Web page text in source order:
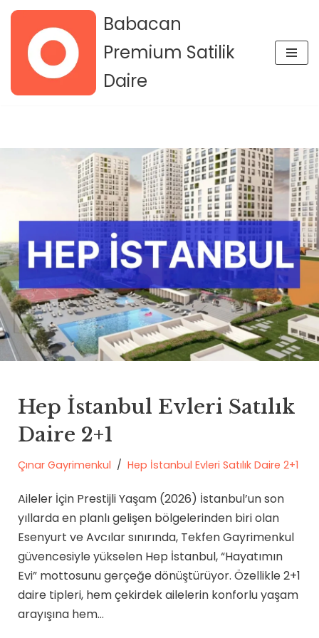
İçeriğe
geç
Babacan
Premium Satilik
Daire
Hep İstanbul Evleri Satılık
Daire 2+1
Çınar Gayrimenkul Hep İstanbul Evleri Satılık Daire 2+1
Aileler İçin Prestijli Yaşam (2026) İstanbul’un son
yıllarda en planlı gelişen bölgelerinden biri olan
Esenyurt ve Avcılar sınırında, Tekfen Gayrimenkul
güvencesiyle yükselen Hep İstanbul, “Hayatımın
Evi” mottosunu gerçeğe dönüştürüyor. Özellikle 2+1
daire tipleri, hem çekirdek ailelerin konforlu yaşam
arayışına hem…